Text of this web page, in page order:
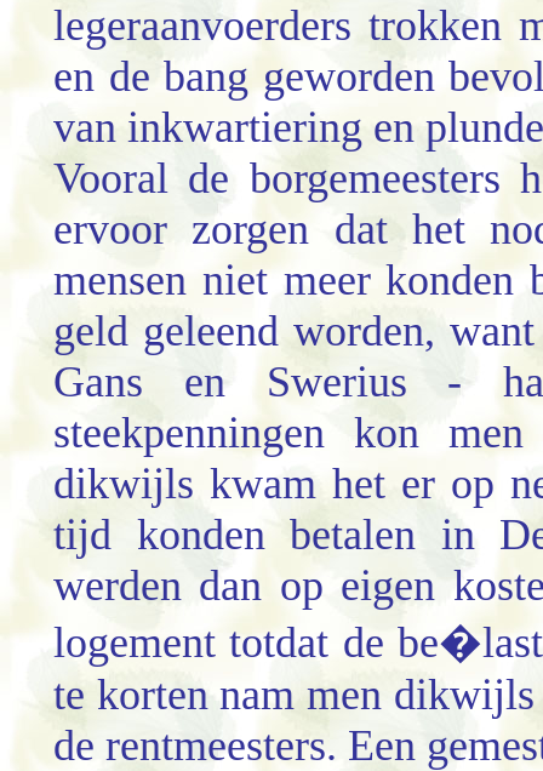
legeraanvoerders trokken
en de bang geworden
van inkwartiering en
Vooral de borgemeesters
ervoor zorgen dat het
mensen niet meer
geld geleend worden,
Gans en Swerius -
steekpenningen kon
dikwijls kwam het er op
tijd konden betalen in
werden dan op eigen
logement totdat de
te korten nam men
de rentmeesters. Een